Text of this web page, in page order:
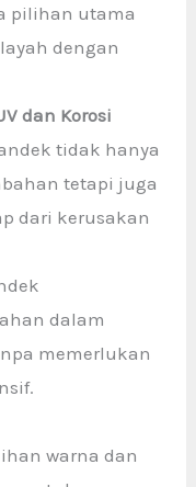
pilihan utama
dengan
dan Korosi
tidak hanya
tetapi juga
dari kerusakan
dalam
memerlukan
warna dan